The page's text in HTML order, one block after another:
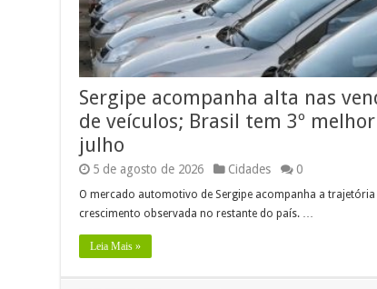
Sergipe acompanha alta nas
de veículos; Brasil tem 3º melhor
julho
5 de agosto de 2026 Cidades 0
O mercado automotivo de Sergipe acompanha a trajetória
crescimento observada no restante do país. …
Leia Mais »